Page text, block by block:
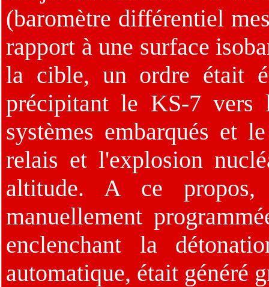
(baromètre différentiel
rapport à une surface
la cible, un ordre était
précipitant le KS-7
systèmes embarqués et
relais et l'explosion
altitude. A ce propos,
manuellement
enclenchant la
automatique, était généré